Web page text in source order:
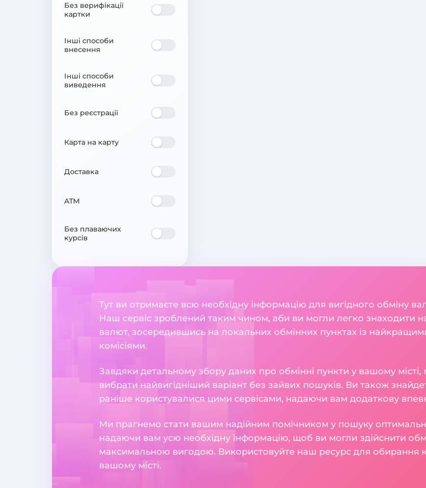
Без верифікації
картки
Інші способи
внесення
Інші способи
виведення
Без реєстрації
Карта на карту
Доставка
ATM
Без плаваючих
курсів
Тут ви отримаєте всю необхідну інформацію для вигідного обміну
Наш сервіс зроблений таким чином, аби ви могли легко знаходити
валют, зосередившись на локальних обмінних пунктах із
комісіями.
Завдяки детальному збору даних про обмінні пункти у вашому
вибрати найвигідніший варіант без зайвих пошуків. Ви також
раніше користувалися цими сервісами, надаючи вам додаткову
Ми прагнемо стати вашим надійним помічником у пошуку
надаючи вам усю необхідну інформацію, щоб ви могли здійснити
максимальною вигодою. Використовуйте наш ресурс для обирання
вашому місті.